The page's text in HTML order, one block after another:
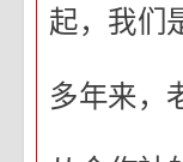
起，我们
多年来，